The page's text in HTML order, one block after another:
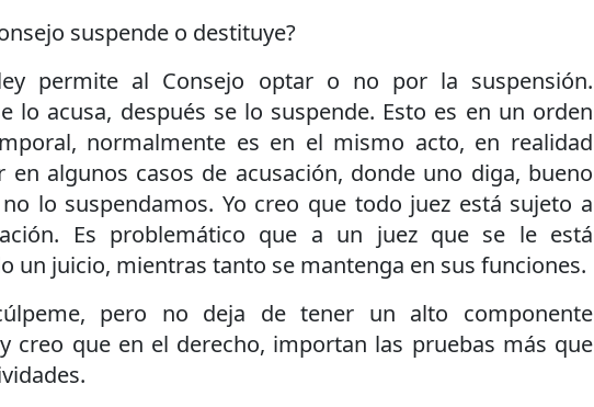
suspende o destituye?
permite al Consejo optar o no por la suspensión.
lo acusa, después se lo suspende. Esto es en un orden
normalmente es en el mismo acto, en realidad
en algunos casos de acusación, donde uno diga, bueno
lo suspendamos. Yo creo que todo juez está sujeto a
Es problemático que a un juez que se le está
un juicio, mientras tanto se mantenga en sus funciones.
pero no deja de tener un alto componente
creo que en el derecho, importan las pruebas más que